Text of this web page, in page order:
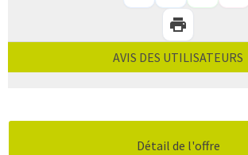
AVIS DES UTILISATEURS
Détail de l'offre